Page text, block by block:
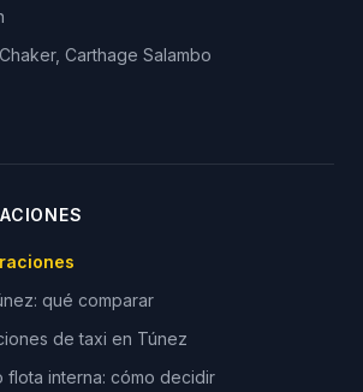
Carthage Salambo
qué comparar
de taxi en Túnez
flota interna: cómo decidir